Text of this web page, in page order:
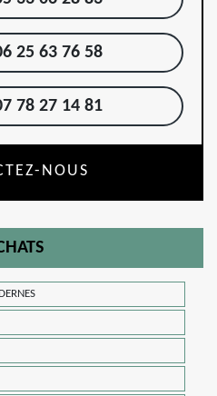
25 63 76 58
78 27 14 81
NOUS